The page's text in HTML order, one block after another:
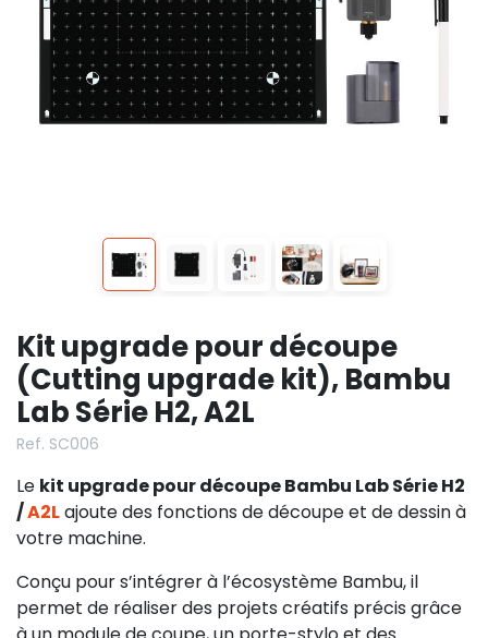
Kit upgrade pour découpe
(Cutting upgrade kit), Bambu
Lab Série H2, A2L
Ref. SC006
Le kit upgrade pour découpe Bambu Lab Série H2
/A2Lajoute des fonctions de découpe et de dessin à
votre machine.
Conçu pour s’intégrer à l’écosystème Bambu, il
permet de réaliser des projets créatifs précis grâce